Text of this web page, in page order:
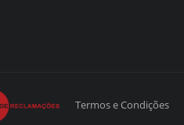
Termos e Condições